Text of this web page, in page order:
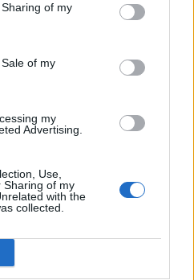
of my
of my
my
Advertising.
Use,
Sharing of my
with the
collected.
hamarosan a 95-
várni a tankolással
a gázolajé pedig három
eddig volt. Az ok: a kedvező
változások.